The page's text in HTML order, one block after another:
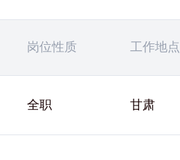
岗位性质 工作地点
全职 甘肃